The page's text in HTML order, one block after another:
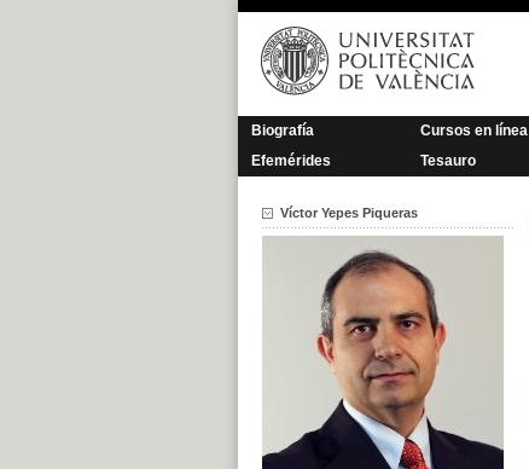
Saltar
contenido
Biografía Cursos en línea
Efemérides
Tesauro
Víctor Yepes Piqueras